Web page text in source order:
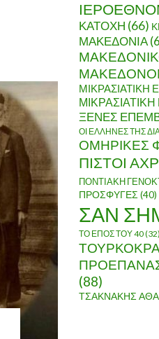
ΚΑΤΟΧΗ (66)
ΜΑΚΕΔΟΝΙΑ
ΜΙΚΡΑΣΙΑΤΙΚΗ
ΞΕΝΕΣ
ΟΙ ΕΛΛΗΝΕΣ ΤΗΣ
ΟΜΗΡΙΚΕΣ
ΠΙΣΤΟΙ
ΠΟΝΤΙΑΚΗ
ΠΡΟΣΦΥΓΕΣ (40)
ΣΑΝ
ΤΟ ΕΠΟΣ ΤΟΥ 40(32)
(88)
ΤΣΑΚΝΑΚΗΣ